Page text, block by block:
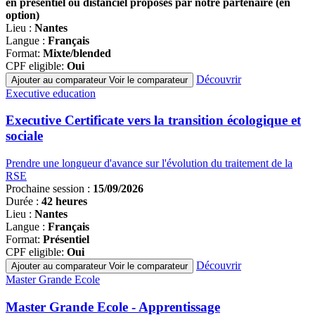
option)
Lieu : Nantes
Langue : Français
Format: Mixte/blended
CPF eligible: Oui
Ajouter au comparateur Voir le comparateur
Découvrir
Famille
programmes
Executive education
Executive Certificate vers la transition écologique et
sociale
Prendre une longueur d'avance sur l'évolution du traitement de la
RSE
Prochaine session : 15/09/2026
Durée : 42 heures
Lieu : Nantes
Langue : Français
Format: Présentiel
CPF eligible: Oui
Ajouter au comparateur Voir le comparateur
Découvrir
Famille
programmes
Master Grande Ecole
Master Grande Ecole - Apprentissage